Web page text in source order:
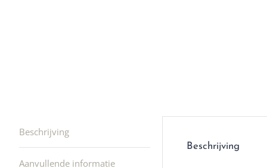
ook
Beschrijving
Aanvullende informatie
Beschrijving